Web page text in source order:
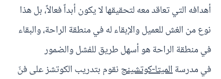
أهدافه التي تعاقد معه لتحقيقها لا يكون أبداً فعالاً، بل هذا
نوع من الغش للعميل والإبقاء له في منطقة الراحة، والبقاء
في منطقة الراحة هو أسهل طريق للفشل والضمور
في مدرسةالميتا-كوتشينجنقوم بتدريب الكوتشز على فنّ